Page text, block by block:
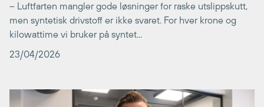
– Luftfarten mangler gode løsninger for raske utslippskutt,
men syntetisk drivstoff er ikke svaret. For hver krone og
kilowattime vi bruker på syntet...
23/04/2026